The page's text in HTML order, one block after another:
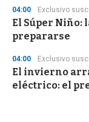
04:00 Exclusivo
El Súper Niño:
prepararse
04:00 Exclusivo
El invierno
eléctrico: el